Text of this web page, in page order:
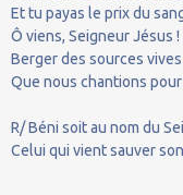
Et tu payas le prix du
Ô viens, Seigneur Jésus !
Berger des sources vives
Que nous chantions
R/ Béni soit au nom du
Celui qui vient sauver